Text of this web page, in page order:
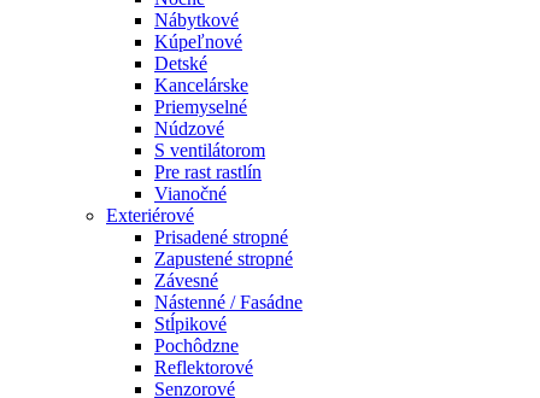
Nábytkové
Kúpeľnové
Detské
Kancelárske
Priemyselné
Núdzové
S ventilátorom
Pre rast rastlín
Vianočné
Exteriérové
Prisadené stropné
Zapustené stropné
Závesné
Nástenné / Fasádne
Stĺpikové
Pochôdzne
Reflektorové
Senzorové